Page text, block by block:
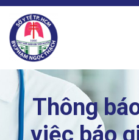
Thông
việc báo